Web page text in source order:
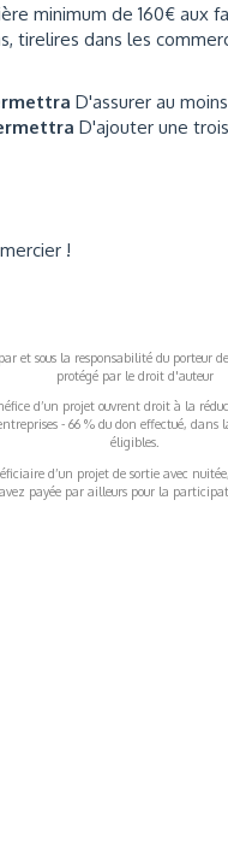
minimum de 160€ aux
tirelires dans les
D'assurer au
D'ajouter une
!
et sous la responsabilité du porteur
protégé par le droit d'auteur
d’un projet ouvrent droit à la
- 66 % du don effectué,
éligibles.
d’un projet de sortie avec
payée par ailleurs pour la